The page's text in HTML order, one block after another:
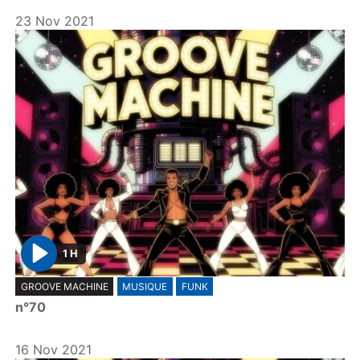
23 Nov 2021
P
l
a
1 H
GROOVE MACHINE MUSIQUE FUNK
n°70
16 Nov 2021